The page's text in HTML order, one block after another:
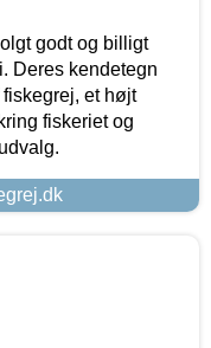
godt og billigt
Deres kendetegn
et højt
fiskeriet og